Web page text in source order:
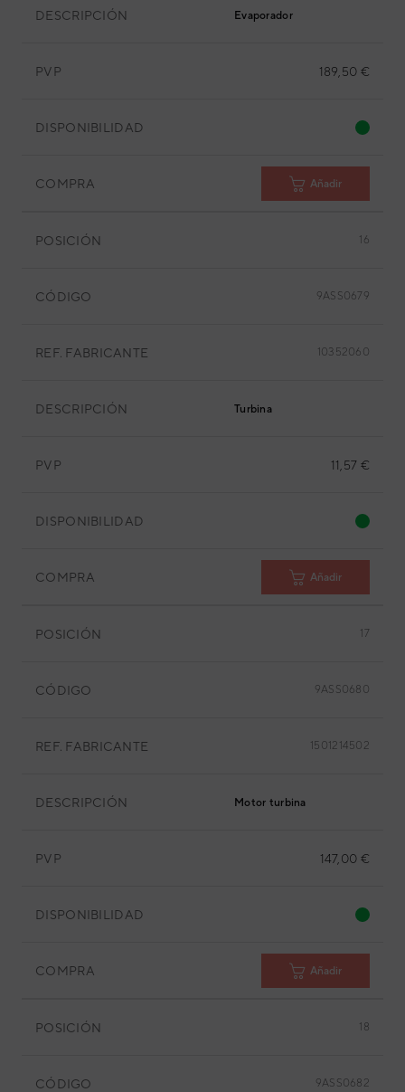
DESCRIPCIÓN Evaporador
PVP 189,50 €
DISPONIBILIDAD
COMPRA Añadir
POSICIÓN 16
CÓDIGO 9ASS0679
REF. FABRICANTE 10352060
DESCRIPCIÓN Turbina
PVP 11,57 €
DISPONIBILIDAD
COMPRA Añadir
POSICIÓN 17
CÓDIGO 9ASS0680
REF. FABRICANTE 1501214502
DESCRIPCIÓN Motor turbina
PVP 147,00 €
DISPONIBILIDAD
COMPRA Añadir
POSICIÓN 18
CÓDIGO 9ASS0682